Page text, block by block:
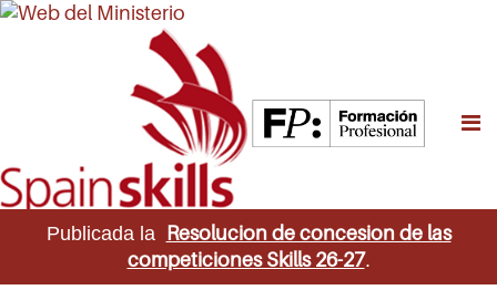
Publicada la Resolucion de concesion de las
competiciones Skills 26-27.